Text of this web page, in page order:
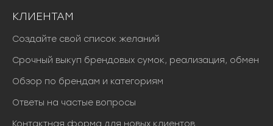
КЛИЕНТАМ
Создайте свой список желаний
Срочный выкуп брендовых сумок, реализация, обмен
Обзор по брендам и категориям
Ответы на частые вопросы
Контактная форма для новых клиентов